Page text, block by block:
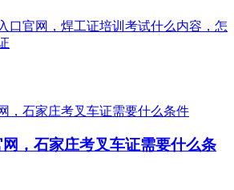
口官网，焊工证培训考试什么内容，怎
，石家庄考叉车证需要什么条